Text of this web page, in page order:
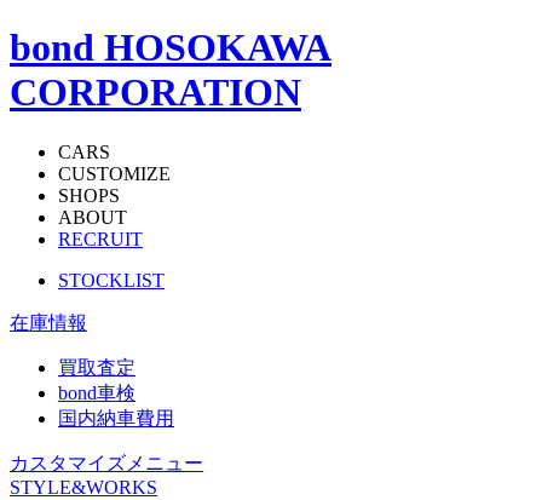
bond HOSOKAWA
CORPORATION
CARS
CUSTOMIZE
SHOPS
ABOUT
RECRUIT
STOCKLIST
在庫情報
買取査定
bond車検
国内納車費用
カスタマイズメニュー
STYLE&WORKS